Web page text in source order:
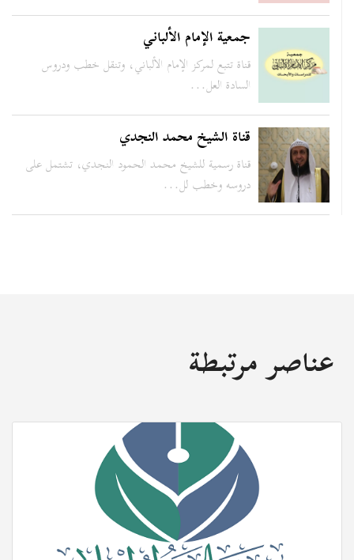
جمعية الإمام الألباني
قناة تتبع لمركز الإمام الألباني، وتنقل خطب ودروس
السادة العل...
قناة الشيخ محمد النجدي
قناة رسمية للشيخ محمد الحمود النجدي، تشتمل على
دروسه وخطب لل...
عناصر مرتبطة